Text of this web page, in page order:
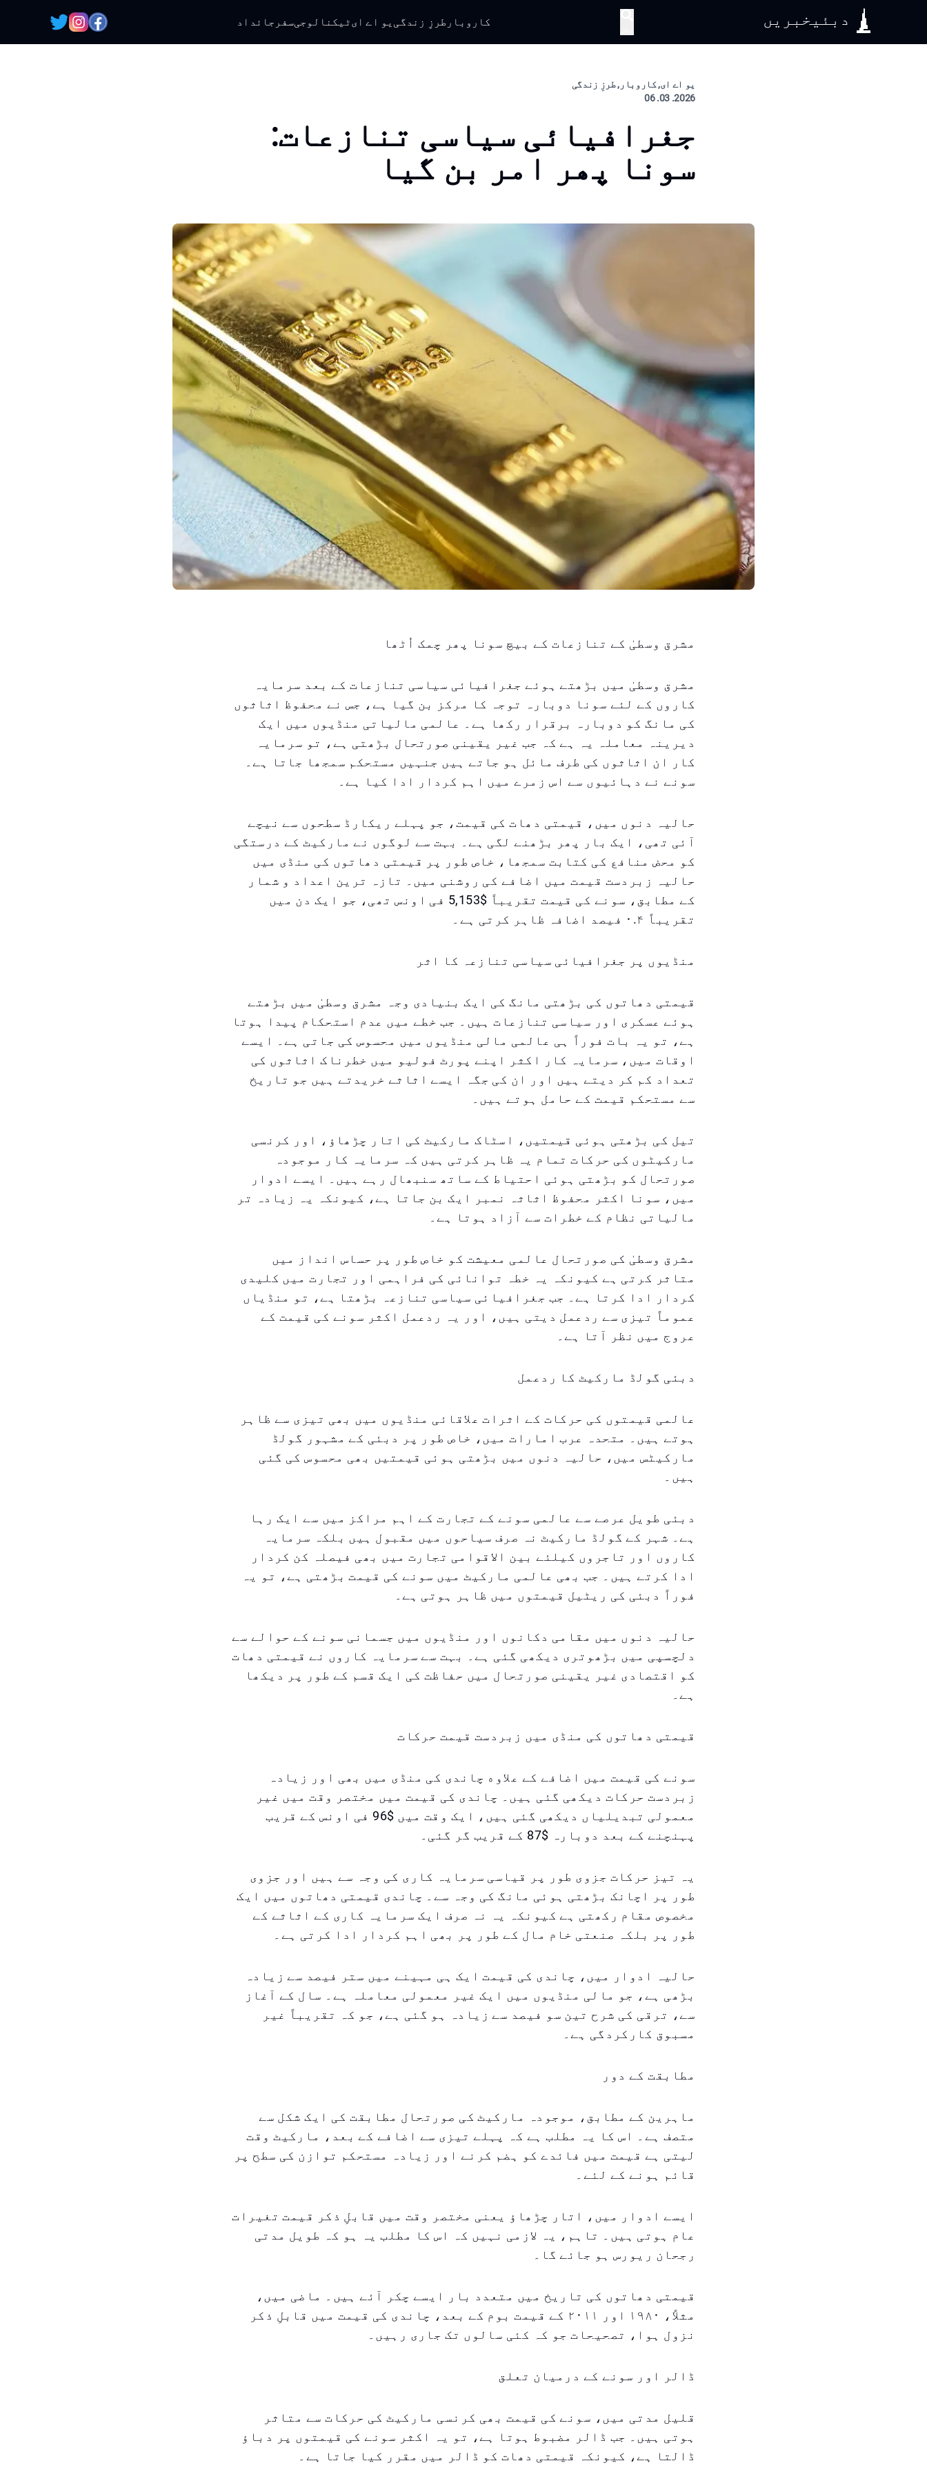
دبئیخبریں کاروبار طرزِ زندگی یو اے ایٹیکنالوجیسفر جائداد
یو اے ای, کاروبار, طرزِ زندگی
2026. 03. 06
جغرافیائی سیاسی تنازعات:
سونا پھر امر بن گیا
مشرق وسطیٰ کے تنازعات کے بیچ سونا پھر چمک اُٹھا
مشرق وسطیٰ میں بڑھتے ہوئے جغرافیائی سیاسی تنازعات کے بعد سرمایہ
کاروں کے لئے سونا دوبارہ توجہ کا مرکز بن گیا ہے، جس نے محفوظ اثاثوں
کی مانگ کو دوبارہ برقرار رکھا ہے۔ عالمی مالیاتی منڈیوں میں ایک
دیرینہ معاملہ یہ ہے کہ جب غیر یقینی صورتحال بڑھتی ہے، تو سرمایہ
کار ان اثاثوں کی طرف مائل ہو جاتے ہیں جنہیں مستحکم سمجھا جاتا ہے۔
سونے نے دہائیوں سے اس زمرے میں اہم کردار ادا کیا ہے۔
حالیہ دنوں میں، قیمتی دھات کی قیمت، جو پہلے ریکارڈ سطحوں سے نیچے
آئی تھی، ایک بار پھر بڑھنے لگی ہے۔ بہت سے لوگوں نے مارکیٹ کے درستگی
کو محض منافع کی کتابت سمجھا، خاص طور پر قیمتی دھاتوں کی منڈی میں
حالیہ زبردست قیمت میں اضافے کی روشنی میں۔ تازہ ترین اعداد و شمار
کے مطابق، سونے کی قیمت تقریباً $5,153 فی اونس تھی، جو ایک دن میں
تقریباً ۰.۴ فیصد اضافہ ظاہر کرتی ہے۔
منڈیوں پر جغرافیائی سیاسی تنازعہ کا اثر
قیمتی دھاتوں کی بڑھتی مانگ کی ایک بنیادی وجہ مشرق وسطیٰ میں بڑھتے
ہوئے عسکری اور سیاسی تنازعات ہیں۔ جب خطے میں عدم استحکام پیدا ہوتا
ہے، تو یہ بات فوراً ہی عالمی مالی منڈیوں میں محسوس کی جاتی ہے۔ ایسے
اوقات میں، سرمایہ کار اکثر اپنے پورٹ فولیو میں خطرناک اثاثوں کی
تعداد کم کر دیتے ہیں اور ان کی جگہ ایسے اثاثے خریدتے ہیں جو تاریخ
سے مستحکم قیمت کے حامل ہوتے ہیں۔
تیل کی بڑھتی ہوئی قیمتیں، اسٹاک مارکیٹ کی اتار چڑھاؤ، اور کرنسی
مارکیٹوں کی حرکات تمام یہ ظاہر کرتی ہیں کہ سرمایہ کار موجودہ
صورتحال کو بڑھتی ہوئی احتیاط کے ساتھ سنبھال رہے ہیں۔ ایسے ادوار
میں، سونا اکثر محفوظ اثاثہ نمبر ایک بن جاتا ہے، کیونکہ یہ زیادہ تر
مالیاتی نظام کے خطرات سے آزاد ہوتا ہے۔
مشرق وسطیٰ کی صورتحال عالمی معیشت کو خاص طور پر حساس انداز میں
متاثر کرتی ہے کیونکہ یہ خطہ توانائی کی فراہمی اور تجارت میں کلیدی
کردار ادا کرتا ہے۔ جب جغرافیائی سیاسی تنازعہ بڑھتا ہے، تو منڈیاں
عموماً تیزی سے ردعمل دیتی ہیں، اور یہ ردعمل اکثر سونے کی قیمت کے
عروج میں نظر آتا ہے۔
دبئی گولڈ مارکیٹ کا ردعمل
عالمی قیمتوں کی حرکات کے اثرات علاقائی منڈیوں میں بھی تیزی سے ظاہر
ہوتے ہیں۔ متحدہ عرب امارات میں، خاص طور پر دبئی کے مشہور گولڈ
مارکیٹس میں، حالیہ دنوں میں بڑھتی ہوئی قیمتیں بھی محسوس کی گئی
ہیں۔
دبئی طویل عرصے سے عالمی سونے کے تجارت کے اہم مراکز میں سے ایک رہا
ہے۔ شہر کے گولڈ مارکیٹ نہ صرف سیاحوں میں مقبول ہیں بلکہ سرمایہ
کاروں اور تاجروں کیلئے بین الاقوامی تجارت میں بھی فیصلہ کن کردار
ادا کرتے ہیں۔ جب بھی عالمی مارکیٹ میں سونے کی قیمت بڑھتی ہے، تو یہ
فوراً دبئی کی ریٹیل قیمتوں میں ظاہر ہوتی ہے۔
حالیہ دنوں میں مقامی دکانوں اور منڈیوں میں جسمانی سونے کے حوالے سے
دلچسپی میں بڑھوتری دیکھی گئی ہے۔ بہت سے سرمایہ کاروں نے قیمتی دھات
کو اقتصادی غیر یقینی صورتحال میں حفاظت کی ایک قسم کے طور پر دیکھا
ہے۔
قیمتی دھاتوں کی منڈی میں زبردست قیمت حرکات
سونے کی قیمت میں اضافے کے علاوه چاندی کی منڈی میں بھی اور زیادہ
زبردست حرکات دیکھی گئی ہیں۔ چاندی کی قیمت میں مختصر وقت میں غیر
معمولی تبدیلیاں دیکھی گئی ہیں، ایک وقت میں $96 فی اونس کے قریب
پہنچنے کے بعد دوبارہ $87 کے قریب گر گئی۔
یہ تیز حرکات جزوی طور پر قیاسی سرمایہ کاری کی وجہ سے ہیں اور جزوی
طور پر اچانک بڑھتی ہوئی مانگ کی وجہ سے۔ چاندی قیمتی دھاتوں میں ایک
مخصوص مقام رکھتی ہے کیونکہ یہ نہ صرف ایک سرمایہ کاری کے اثاثے کے
طور پر بلکہ صنعتی خام مال کے طور پر بھی اہم کردار ادا کرتی ہے۔
حالیہ ادوار میں، چاندی کی قیمت ایک ہی مہینے میں ستر فیصد سے زیادہ
بڑھی ہے، جو مالی منڈیوں میں ایک غیر معمولی معاملہ ہے۔ سال کے آغاز
سے، ترقی کی شرح تین سو فیصد سے زیادہ ہو گئی ہے، جو کہ تقریباً غیر
مسبوق کارکردگی ہے۔
مطابقت کے دور
ماہرین کے مطابق، موجودہ مارکیٹ کی صورتحال مطابقت کی ایک شکل سے
متصف ہے۔ اس کا یہ مطلب ہے کہ پہلے تیزی سے اضافے کے بعد، مارکیٹ وقت
لیتی ہے قیمت میں فائدے کو ہضم کرنے اور زیادہ مستحکم توازن کی سطح پر
قائم ہونے کے لئے۔
ایسے ادوار میں، اتار چڑھاؤ یعنی مختصر وقت میں قابلِ ذکر قیمت تغیرات
عام ہوتی ہیں۔ تاہم، یہ لازمی نہیں کہ اس کا مطلب یہ ہو کہ طویل مدتی
رجحان ریورس ہو جائے گا۔
قیمتی دھاتوں کی تاریخ میں متعدد بار ایسے چکر آئے ہیں۔ ماضی میں،
مثلاً، ۱۹۸۰ اور ۲۰۱۱ کے قیمت بوم کے بعد، چاندی کی قیمت میں قابلِ ذکر
نزول ہوا، تصحیحات جو کہ کئی سالوں تک جاری رہیں۔
ڈالر اور سونے کے درمیان تعلق
قلیل مدتی میں، سونے کی قیمت بھی کرنسی مارکیٹ کی حرکات سے متاثر
ہوتی ہیں۔ جب ڈالر مضبوط ہوتا ہے، تو یہ اکثر سونے کی قیمتوں پر دباؤ
ڈالتا ہے، کیونکہ قیمتی دھات کو ڈالر میں مقرر کیا جاتا ہے۔